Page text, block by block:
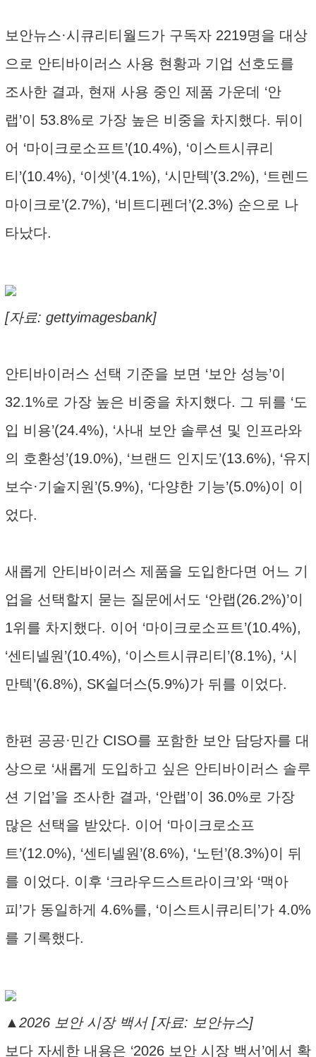
보안뉴스·시큐리티월드가 구독자 2219명을 대상
으로 안티바이러스 사용 현황과 기업 선호도를
조사한 결과, 현재 사용 중인 제품 가운데 ‘안
랩’이 53.8%로 가장 높은 비중을 차지했다. 뒤이
어 ‘마이크로소프트’(10.4%), ‘이스트시큐리
티’(10.4%), ‘이셋’(4.1%), ‘시만텍’(3.2%), ‘트렌드
마이크로’(2.7%), ‘비트디펜더’(2.3%) 순으로 나
타났다.
[자료: gettyimagesbank]
안티바이러스 선택 기준을 보면 ‘보안 성능’이
32.1%로 가장 높은 비중을 차지했다. 그 뒤를 ‘도
입 비용’(24.4%), ‘사내 보안 솔루션 및 인프라와
의 호환성’(19.0%), ‘브랜드 인지도’(13.6%), ‘유지
보수·기술지원’(5.9%), ‘다양한 기능’(5.0%)이 이
었다.
새롭게 안티바이러스 제품을 도입한다면 어느 기
업을 선택할지 묻는 질문에서도 ‘안랩(26.2%)’이
1위를 차지했다. 이어 ‘마이크로소프트’(10.4%),
‘센티넬원’(10.4%), ‘이스트시큐리티’(8.1%), ‘시
만텍’(6.8%), SK쉴더스(5.9%)가 뒤를 이었다.
한편 공공·민간 CISO를 포함한 보안 담당자를 대
상으로 ‘새롭게 도입하고 싶은 안티바이러스 솔루
션 기업’을 조사한 결과, ‘안랩’이 36.0%로 가장
많은 선택을 받았다. 이어 ‘마이크로소프
트’(12.0%), ‘센티넬원’(8.6%), ‘노턴’(8.3%)이 뒤
를 이었다. 이후 ‘크라우드스트라이크’와 ‘맥아
피’가 동일하게 4.6%를, ‘이스트시큐리티’가 4.0%
를 기록했다.
▲2026 보안 시장 백서 [자료: 보안뉴스]
보다 자세한 내용은 ‘2026 보안 시장 백서’에서 확